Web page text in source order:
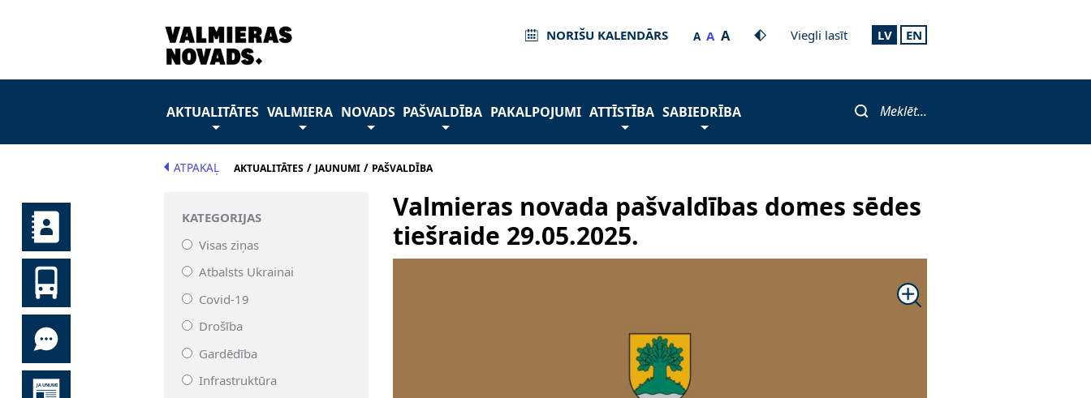
NORIŠU KALENDĀRS A A A Viegli lasīt LV EN
AKTUALITĀTES VALMIERA NOVADS PAŠVALDĪBA PAKALPOJUMI ATTĪSTĪBA SABIEDRĪBA Meklēt...
ATPAKAĻ AKTUALITĀTES/ JAUNUMI/ PAŠVALDĪBA
KATEGORIJAS
Visas ziņas
Atbalsts Ukrainai
Covid-19
Drošība
Gardēdība
Infrastruktūra
Valmieras novada pašvaldības domes sēdes
tiešraide 29.05.2025.